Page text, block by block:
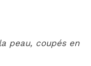
peau, coupés en